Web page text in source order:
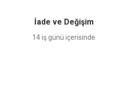
İade ve Değişim
14 iş günü içerisinde